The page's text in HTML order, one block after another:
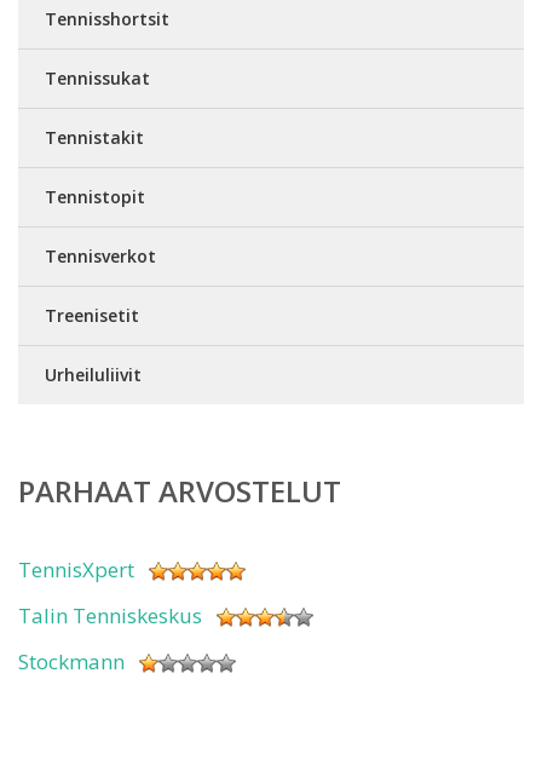
Tennisshortsit
Tennissukat
Tennistakit
Tennistopit
Tennisverkot
Treenisetit
Urheiluliivit
PARHAAT ARVOSTELUT
TennisXpert
Talin Tenniskeskus
Stockmann